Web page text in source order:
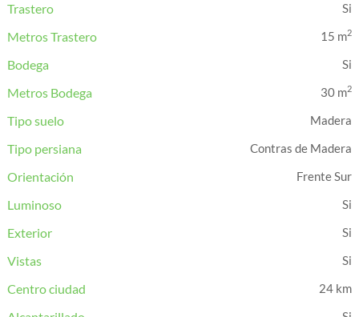
Trastero
Metros Trastero
15 m2
Bodega
Metros Bodega
30 m2
Tipo suelo Madera
Tipo persiana Contras de Madera
Orientación Frente Sur
Luminoso
Exterior
Vistas
Centro ciudad
24 km